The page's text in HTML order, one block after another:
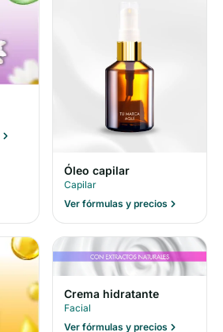
Óleo capilar
Capilar
Ver fórmulas y precios
Crema hidratante
Facial
Ver fórmulas y precios